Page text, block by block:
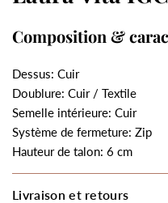
Composition &
Dessus: Cuir
Doublure: Cuir / Textile
Semelle intérieure: Cuir
Système de fermeture: Zip
Hauteur de talon: 6 cm
Livraison et retours